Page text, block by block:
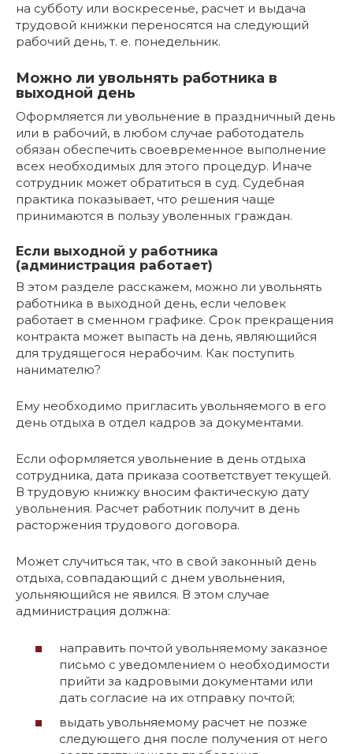
на субботу или воскресенье, расчет и выдача
трудовой книжки переносятся на следующий
рабочий день, т. е. понедельник.
Можно ли увольнять работника в
выходной день
Оформляется ли увольнение в праздничный день
или в рабочий, в любом случае работодатель
обязан обеспечить своевременное выполнение
всех необходимых для этого процедур. Иначе
сотрудник может обратиться в суд. Судебная
практика показывает, что решения чаще
принимаются в пользу уволенных граждан.
Если выходной у работника
(администрация работает)
В этом разделе расскажем, можно ли увольнять
работника в выходной день, если человек
работает в сменном графике. Срок прекращения
контракта может выпасть на день, являющийся
для трудящегося нерабочим. Как поступить
нанимателю?
Ему необходимо пригласить увольняемого в его
день отдыха в отдел кадров за документами.
Если оформляется увольнение в день отдыха
сотрудника, дата приказа соответствует текущей.
В трудовую книжку вносим фактическую дату
увольнения. Расчет работник получит в день
расторжения трудового договора.
Может случиться так, что в свой законный день
отдыха, совпадающий с днем увольнения,
уольняющийся не явился. В этом случае
администрация должна:
направить почтой увольняемому заказное
письмо с уведомлением о необходимости
прийти за кадровыми документами или
дать согласие на их отправку почтой;
выдать увольняемому расчет не позже
следующего дня после получения от него